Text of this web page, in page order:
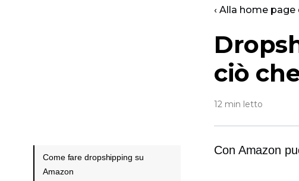
‹ Alla home
ciò
12 min letto
Con Amazon
Come fare dropshipping su
Amazon